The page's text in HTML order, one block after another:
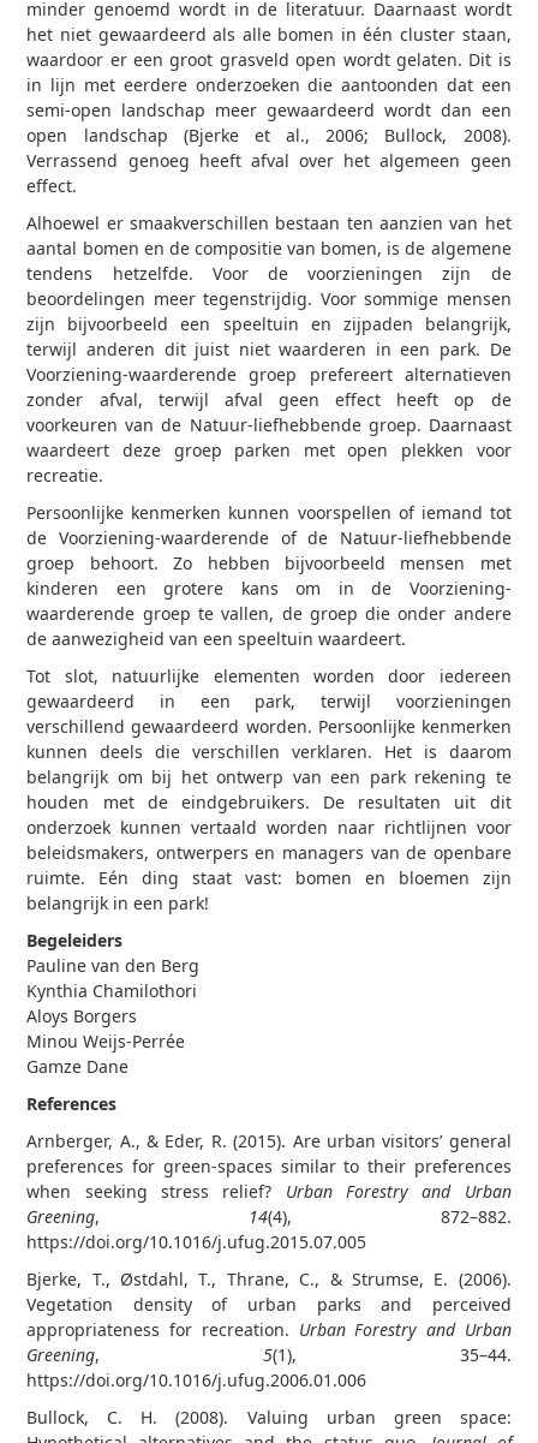
minder genoemd wordt in de literatuur. Daarnaast wordt
het niet gewaardeerd als alle bomen in één cluster staan,
waardoor er een groot grasveld open wordt gelaten. Dit is
in lijn met eerdere onderzoeken die aantoonden dat een
semi-open landschap meer gewaardeerd wordt dan een
open landschap (Bjerke et al., 2006; Bullock, 2008).
Verrassend genoeg heeft afval over het algemeen geen
effect.
Alhoewel er smaakverschillen bestaan ten aanzien van het
aantal bomen en de compositie van bomen, is de algemene
tendens hetzelfde. Voor de voorzieningen zijn de
beoordelingen meer tegenstrijdig. Voor sommige mensen
zijn bijvoorbeeld een speeltuin en zijpaden belangrijk,
terwijl anderen dit juist niet waarderen in een park. De
Voorziening-waarderende groep prefereert alternatieven
zonder afval, terwijl afval geen effect heeft op de
voorkeuren van de Natuur-liefhebbende groep. Daarnaast
waardeert deze groep parken met open plekken voor
recreatie.
Persoonlijke kenmerken kunnen voorspellen of iemand tot
de Voorziening-waarderende of de Natuur-liefhebbende
groep behoort. Zo hebben bijvoorbeeld mensen met
kinderen een grotere kans om in de Voorziening-
waarderende groep te vallen, de groep die onder andere
de aanwezigheid van een speeltuin waardeert.
Tot slot, natuurlijke elementen worden door iedereen
gewaardeerd in een park, terwijl voorzieningen
verschillend gewaardeerd worden. Persoonlijke kenmerken
kunnen deels die verschillen verklaren. Het is daarom
belangrijk om bij het ontwerp van een park rekening te
houden met de eindgebruikers. De resultaten uit dit
onderzoek kunnen vertaald worden naar richtlijnen voor
beleidsmakers, ontwerpers en managers van de openbare
ruimte. Eén ding staat vast: bomen en bloemen zijn
belangrijk in een park!
Begeleiders
Pauline van den Berg
Kynthia Chamilothori
Aloys Borgers
Minou Weijs-Perrée
Gamze Dane
References
Arnberger, A., & Eder, R. (2015). Are urban visitors’ general
preferences for green-spaces similar to their preferences
when seeking stress relief? Urban Forestry and Urban
Greening, 14(4), 872–882.
https://doi.org/10.1016/j.ufug.2015.07.005
Bjerke, T., Østdahl, T., Thrane, C., & Strumse, E. (2006).
Vegetation density of urban parks and perceived
appropriateness for recreation. Urban Forestry and Urban
Greening, 5(1), 35–44.
https://doi.org/10.1016/j.ufug.2006.01.006
Bullock, C. H. (2008). Valuing urban green space: